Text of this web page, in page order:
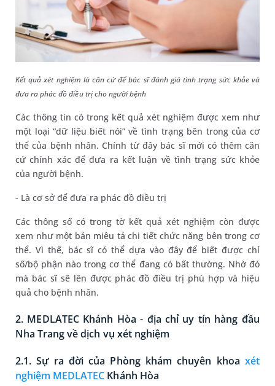
Kết quả xét nghiệm là căn cứ để bác sĩ đánh giá tình trạng sức khỏe và
đưa ra phác đồ điều trị cho người bệnh
Các thông tin có trong kết quả xét nghiệm được xem như
một loại “dữ liệu biết nói” về tình trạng bên trong của cơ
thể của bệnh nhân. Chính từ đây bác sĩ mới có thêm căn
cứ chính xác để đưa ra kết luận về tình trạng sức khỏe
của người bệnh.
- Là cơ sở để đưa ra phác đồ điều trị
Các thông số có trong tờ kết quả xét nghiệm còn được
xem như một bản miêu tả chi tiết chức năng bên trong cơ
thể. Vì thế, bác sĩ có thể dựa vào đây để biết được chỉ
số/bộ phận nào trong cơ thể đang có bất thường. Nhờ đó
mà bác sĩ sẽ lên được phác đồ điều trị phù hợp và hiệu
quả cho bệnh nhân.
2. MEDLATEC Khánh Hòa - địa chỉ uy tín hàng đầu
Nha Trang về dịch vụ xét nghiệm
2.1. Sự ra đời của Phòng khám chuyên khoa xét
nghiệm MEDLATEC Khánh Hòa